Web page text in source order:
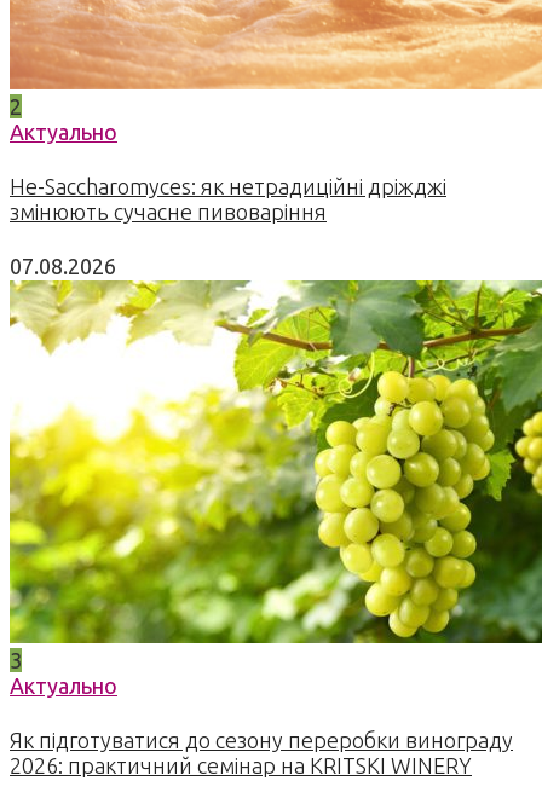
2
Актуально
Не-Saccharomyces: як нетрадиційні дріжджі
змінюють сучасне пивоваріння
07.08.2026
3
Актуально
Як підготуватися до сезону переробки винограду
2026: практичний семінар на KRITSKI WINERY